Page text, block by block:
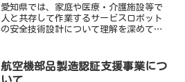
愛知県では、家庭や医療・介護施設等で
人と共存して作業するサービスロボット
の安全技術設計について理解を深めてい
れは、ロボットの開発に取り組んでい
る、またはこれから取り組も...
航空機部品製造認証支援事業につ
いて